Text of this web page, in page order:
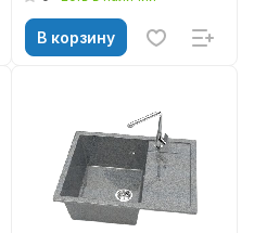
В корзину